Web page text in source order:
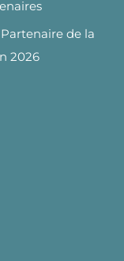
de la
2026